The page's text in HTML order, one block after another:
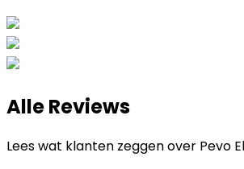
Alle Reviews
Lees wat klanten zeggen over Pevo